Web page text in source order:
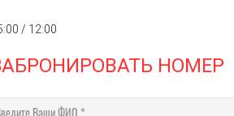
/ 12:00
НОМЕР
Ваши ФИО